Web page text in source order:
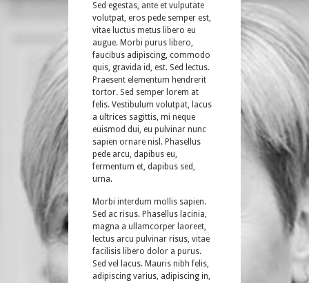
Sed egestas, ante et vulputate
volutpat, eros pede semper est,
vitae luctus metus libero eu
augue. Morbi purus libero,
faucibus adipiscing, commodo
quis, gravida id, est. Sed lectus.
Praesent elementum hendrerit
tortor. Sed semper lorem at
felis. Vestibulum volutpat, lacus
a ultrices sagittis, mi neque
euismod dui, eu pulvinar nunc
sapien ornare nisl. Phasellus
pede arcu, dapibus eu,
fermentum et, dapibus sed,
urna.
Morbi interdum mollis sapien.
Sed ac risus. Phasellus lacinia,
magna a ullamcorper laoreet,
lectus arcu pulvinar risus, vitae
facilisis libero dolor a purus.
Sed vel lacus. Mauris nibh felis,
adipiscing varius, adipiscing in,